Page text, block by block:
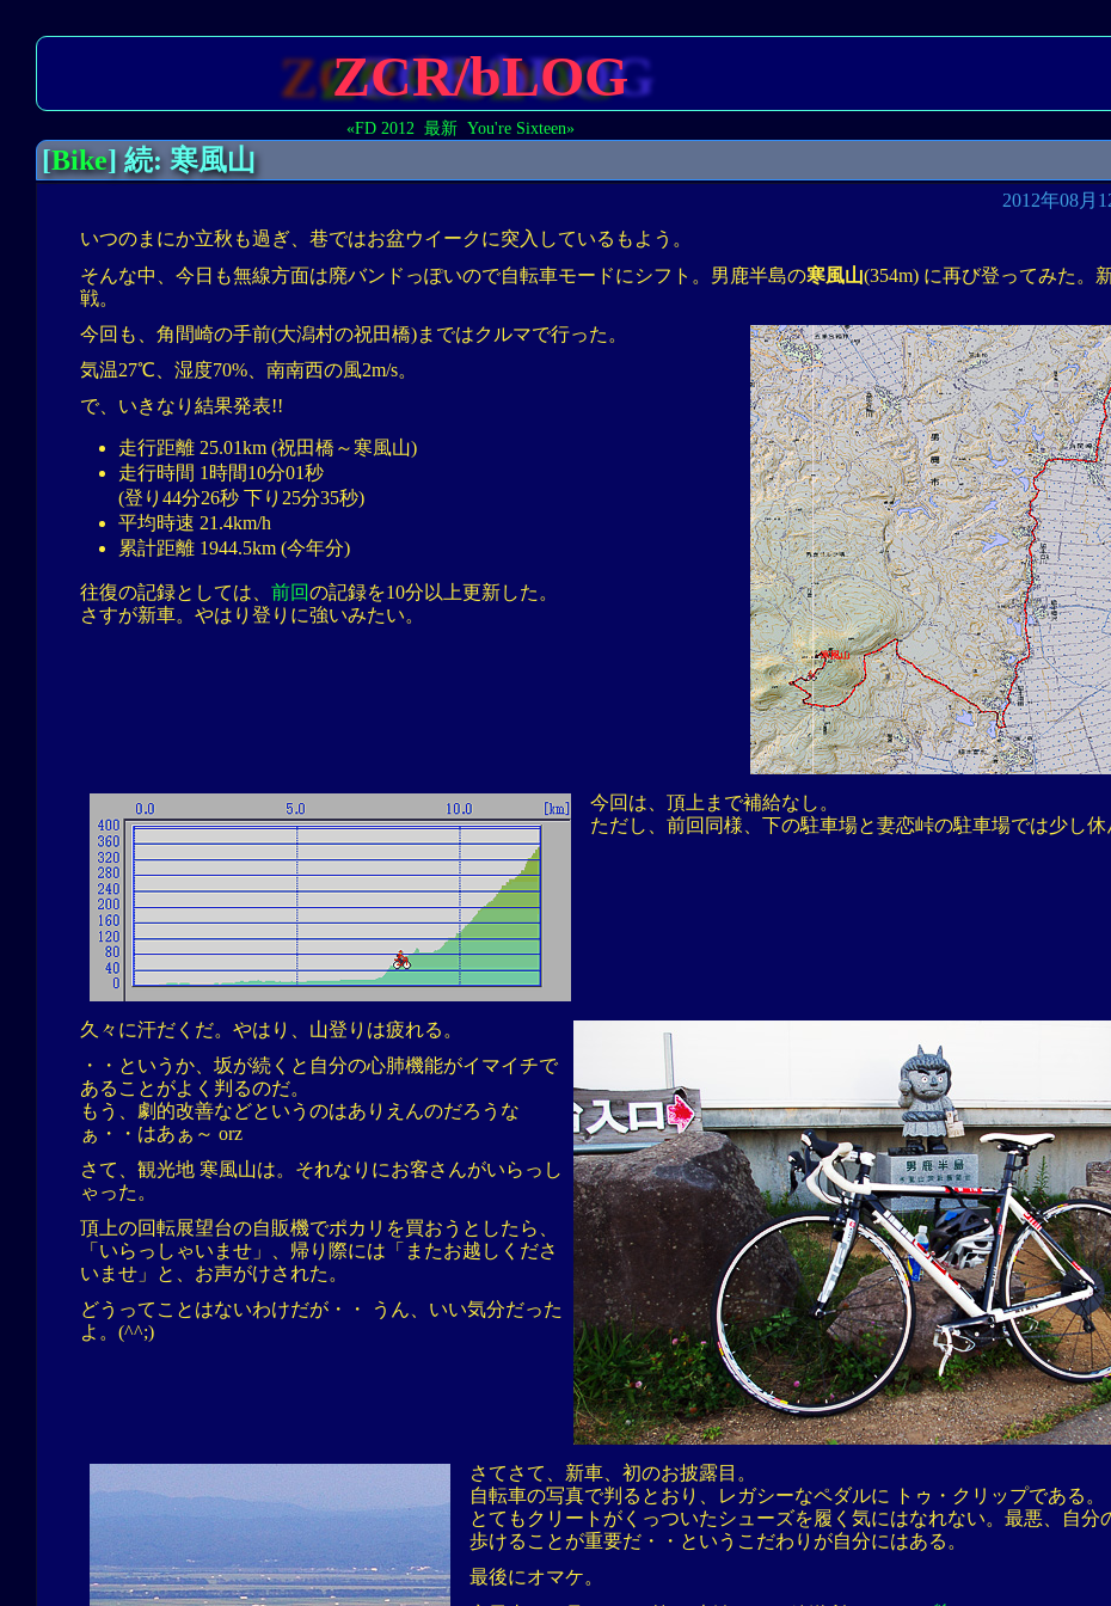
ZCR/bLOG
«FD 2012 最新 You're Sixteen»
[Bike] 続: 寒風山
2012年08月
いつのまにか立秋も過ぎ、巷ではお盆ウイークに突入しているもよう。
そんな中、今日も無線方面は廃バンドっぽいので自転車モードにシフト。男鹿半島の寒風山(354m) に再び登ってみた。
戦。
今回も、角間崎の手前(大潟村の祝田橋)まではクルマで行った。
気温27℃、湿度70%、南南西の風2m/s。
で、いきなり結果発表!!
走行距離 25.01km (祝田橋～寒風山)
走行時間 1時間10分01秒
(登り44分26秒 下り25分35秒)
平均時速 21.4km/h
累計距離 1944.5km (今年分)
往復の記録としては、 前回の記録を10分以上更新した。
さすが新車。やはり登りに強いみたい。
今回は、頂上まで補給なし。
ただし、前回同様、下の駐車場と妻恋峠の駐車場では少し休
久々に汗だくだ。やはり、山登りは疲れる。
・・というか、坂が続くと自分の心肺機能がイマイチで
あることがよく判るのだ。
もう、劇的改善などというのはありえんのだろうな
ぁ・・はあぁ～ orz
さて、観光地 寒風山は。それなりにお客さんがいらっし
ゃった。
頂上の回転展望台の自販機でポカリを買おうとしたら、
「いらっしゃいませ」、帰り際には「またお越しくださ
いませ」と、お声がけされた。
どうってことはないわけだが・・ うん、いい気分だった
よ。(^^;)
さてさて、新車、初のお披露目。
自転車の写真で判るとおり、レガシーなペダルに トゥ・クリップである。
とてもクリートがくっついたシューズを履く気にはなれない。最悪、自分
歩けることが重要だ・・というこだわりが自分にはある。
最後にオマケ。